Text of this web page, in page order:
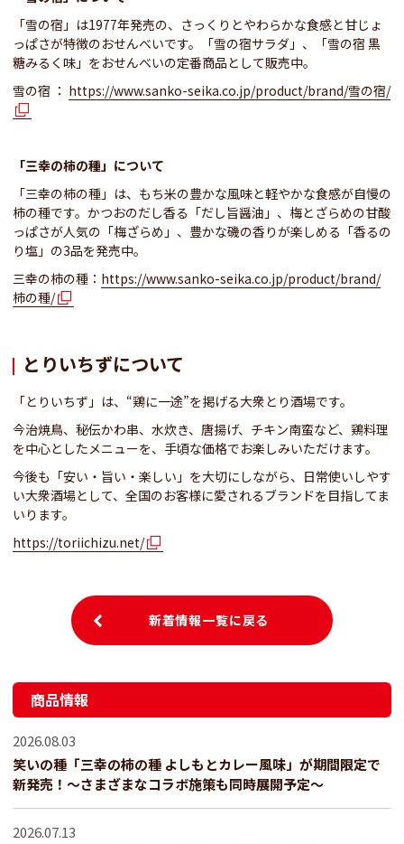
「雪の宿」は1977年発売の、さっくりとやわらかな食感と甘じょ
っぱさが特徴のおせんべいです。「雪の宿サラダ」、「雪の宿 黒
糖みるく味」をおせんべいの定番商品として販売中。
雪の宿 ： https://www.sanko-seika.co.jp/product/brand/雪の宿/
「三幸の柿の種」について
「三幸の柿の種」は、もち米の豊かな風味と軽やかな食感が自慢の
柿の種です。かつおのだし香る「だし旨醤油」、梅とざらめの甘酸
っぱさが人気の「梅ざらめ」、豊かな磯の香りが楽しめる「香るの
り塩」の3品を発売中。
三幸の柿の種： https://www.sanko-seika.co.jp/product/brand/
柿の種/
とりいちずについて
「とりいちず」は、“鶏に一途”を掲げる大衆とり酒場です。
今治焼鳥、秘伝かわ串、水炊き、唐揚げ、チキン南蛮など、鶏料理
を中心としたメニューを、手頃な価格でお楽しみいただけます。
今後も「安い・旨い・楽しい」を大切にしながら、日常使いしやす
い大衆酒場として、全国のお客様に愛されるブランドを目指してま
いります。
https://toriichizu.net/
新着情報一覧に戻る
商品情報
2026.08.03
笑いの種「三幸の柿の種 よしもとカレー風味」が期間限定で
新発売！～さまざまなコラボ施策も同時展開予定～
2026.07.13